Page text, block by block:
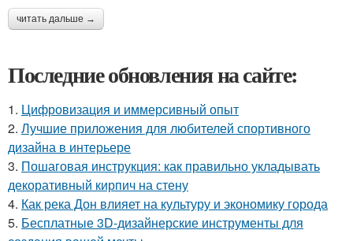
читать дальше →
Последние обновления на сайте:
1. Цифровизация и иммерсивный опыт
2. Лучшие приложения для любителей спортивного
дизайна в интерьере
3. Пошаговая инструкция: как правильно укладывать
декоративный кирпич на стену
4. Как река Дон влияет на культуру и экономику города
5. Бесплатные 3D-дизайнерские инструменты для